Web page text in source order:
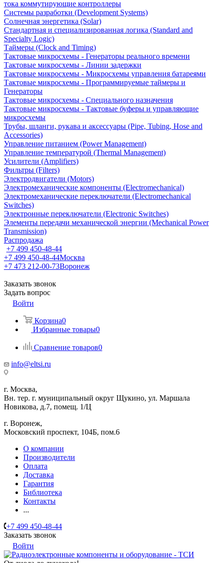
тока коммутирующие контроллеры
Системы разработки (Development Systems)
Солнечная энергетика (Solar)
Стандартная и специализированная логика (Standard and
Specialty Logic)
Таймеры (Clock and Timing)
Тактовые микросхемы - Генераторы реального времени
Тактовые микросхемы - Линии задержки
Тактовые микросхемы - Микросхемы управления батареями
Тактовые микросхемы - Программируемые таймеры и
Генераторы
Тактовые микросхемы - Специального назначения
Тактовые микросхемы - Тактовые буферы и управляющие
микросхемы
Трубы, шланги, рукава и аксессуары (Pipe, Tubing, Hose and
Accessories)
Управление питанием (Power Management)
Управление температурой (Thermal Management)
Усилители (Amplifiers)
Фильтры (Filters)
Электродвигатели (Motors)
Электромеханические компоненты (Electromechanical)
Электромеханические переключатели (Electromechanical
Switches)
Электронные переключатели (Electronic Switches)
Элементы передачи механической энергии (Mechanical Power
Transmission)
Распродажа
+7 499 450-48-44
+7 499 450-48-44Москва
+7 473 212-00-73Воронеж
Заказать звонок
Задать вопрос
Войти
Корзина0
Избранные товары0
Сравнение товаров0
info@eltsi.ru
г. Москва,
Вн. тер. г. муниципальный округ Щукино, ул. Маршала
Новикова, д.7, помещ. 1/Ц
г. Воронеж,
​Московский проспект, 104Б, пом.6
О компании
Производители
Оплата
Доставка
Гарантия
Библиотека
Контакты
...
+7 499 450-48-44
Заказать звонок
Войти